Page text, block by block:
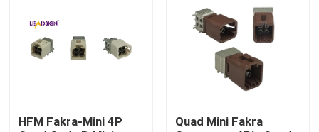
Prodotti
Chi siamo
HFM Fakra-Mini 4P
Quad Mini Fakra